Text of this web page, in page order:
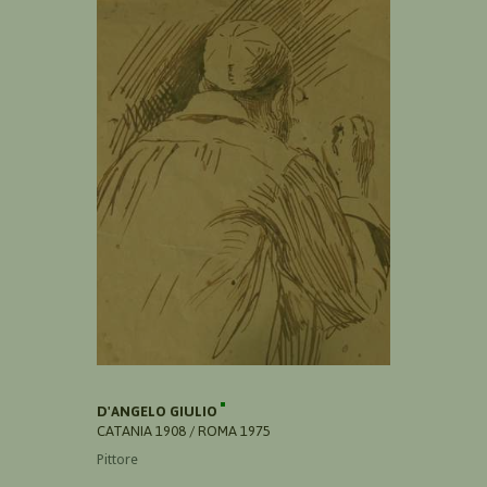
D'ANGELO GIULIO
CATANIA 1908 / ROMA 1975
Pittore